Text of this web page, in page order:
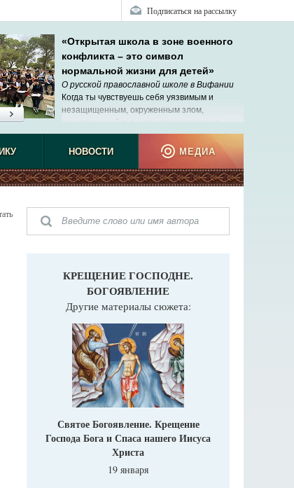
Подписаться на рассылку
«Открытая школа в зоне военного
конфликта – это символ
нормальной жизни для детей»
О русской православной школе в Вифании
Когда ты чувствуешь себя уязвимым и
незащищенным, окруженным злом,
прийти помощь, – Господь.
НОВОСТИ МЕДИА
КРЕЩЕНИЕ ГОСПОДНЕ.
БОГОЯВЛЕНИЕ
Другие материалы сюжета:
Святое Богоявление. Крещение
Господа Бога и Спаса нашего Иисуса
Христа
19 января